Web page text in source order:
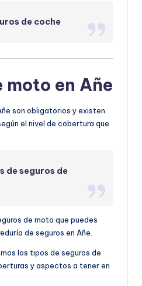
de coche
moto en Añe
son obligatorios y existen
el nivel de cobertura que
de seguros de
de moto que puedes
de seguros en Añe.
los tipos de seguros de
y aspectos a tener en